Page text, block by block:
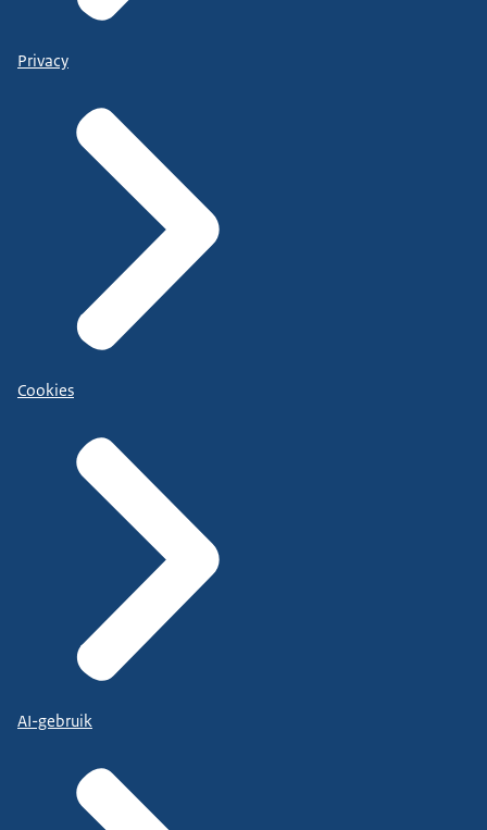
Privacy
Cookies
AI-gebruik